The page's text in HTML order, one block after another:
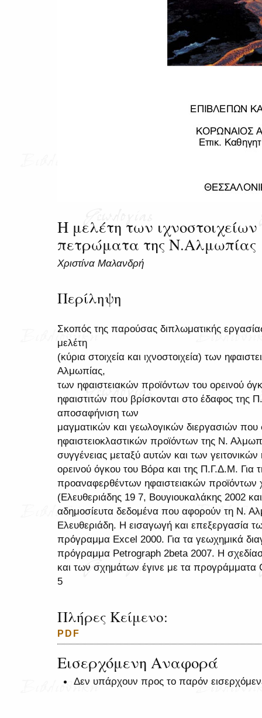
Η μελέτη των
πετρώματα της Ν.Αλμωπίας
Χριστίνα Μαλανδρή
Περίληψη
Σκοπός της παρούσας διπλωματικής
μελέτη
(κύρια στοιχεία και ιχνοστοιχεία) των
Αλμωπίας,
των ηφαιστειακών προϊόντων του ορεινού
ηφαιστιτών που βρίσκονται στο έδαφος της
αποσαφήνιση των
μαγματικών και γεωλογικών διεργασιών
ηφαιστειοκλαστικών προϊόντων της Ν.
συγγένειας μεταξύ αυτών και των
ορεινού όγκου του Βόρα και της Π.Γ.Δ.Μ. Για
προαναφερθέντων ηφαιστειακών προϊόντων
(Ελευθεριάδης 19 7, Βουγιουκαλάκης 2002
αδημοσίευτα δεδομένα που αφορούν τη Ν.
Ελευθεριάδη. Η εισαγωγή και επεξεργασία
πρόγραμμα Excel 2000. Για τα γεωχημικά
πρόγραμμα Petrograph 2beta 2007. Η
και των σχημάτων έγινε με τα προγράμματα
5
Πλήρες Κείμενο:
PDF
Εισερχόμενη Αναφορά
Δεν υπάρχουν προς το παρόν